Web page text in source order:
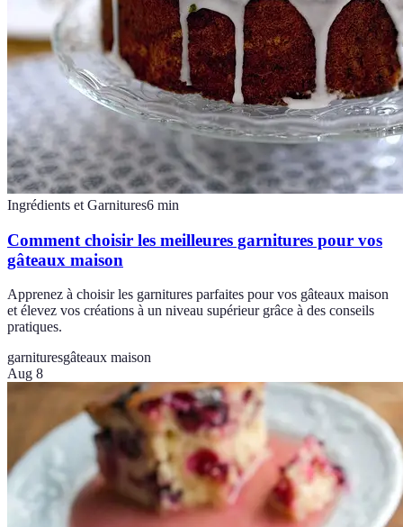
Ingrédients et Garnitures6 min
Comment choisir les meilleures garnitures pour vos
gâteaux maison
Apprenez à choisir les garnitures parfaites pour vos gâteaux maison
et élevez vos créations à un niveau supérieur grâce à des conseils
pratiques.
garnituresgâteaux maison
Aug 8